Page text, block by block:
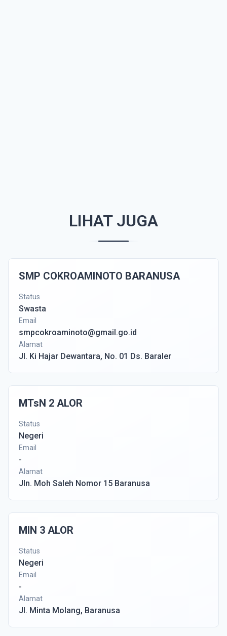
LIHAT JUGA
SMP COKROAMINOTO BARANUSA
Status
Swasta
Email
smpcokroaminoto@gmail.go.id
Alamat
Jl. Ki Hajar Dewantara, No. 01 Ds. Baraler
MTsN 2 ALOR
Status
Negeri
Email
-
Alamat
Jln. Moh Saleh Nomor 15 Baranusa
MIN 3 ALOR
Status
Negeri
Email
-
Alamat
Jl. Minta Molang, Baranusa